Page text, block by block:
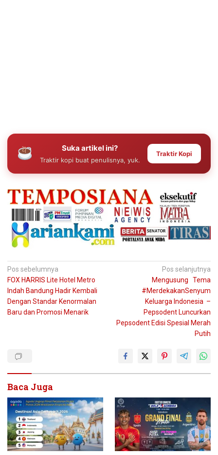
Suka artikel ini?
Traktir kopi buat penulisnya, yuk.
Traktir Kopi
Navigasi
pos
Pos sebelumnya
FOX HARRIS Lite Hotel Metro
Indah Bandung Hadir Kembali
Dengan Standar Kenormalan
Baru dan Promosi Menarik
Pos selanjutnya
Mengusung Tema
#MerdekakanSenyum
Keluarga Indonesia –
Pepsodent Luncurkan
Pepsodent Edisi Spesial Merah
Putih
Baca Juga